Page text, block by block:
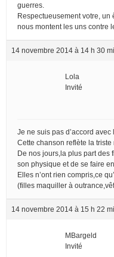
guerres.
Respectueusement votre,
nous montent les uns contre
14 novembre 2014 à 14 h 30
Lola
Invité
Je ne suis pas d’accord avec
Cette chanson reflète la triste
De nos jours,la plus part des
son physique et de se faire
Elles n’ont rien compris,ce
(filles maquiller à
14 novembre 2014 à 15 h 22
MBargeld
Invité